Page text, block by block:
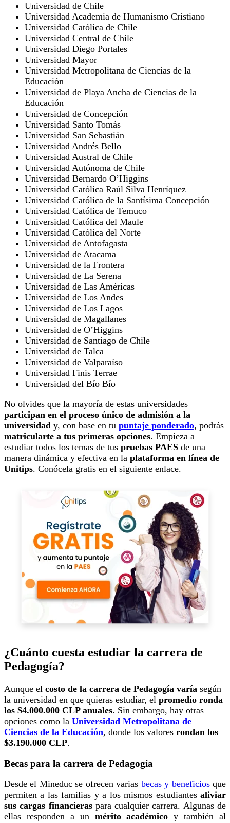
Universidad de Chile
Universidad Academia de Humanismo Cristiano
Universidad Católica de Chile
Universidad Central de Chile
Universidad Diego Portales
Universidad Mayor
Universidad Metropolitana de Ciencias de la
Educación
Universidad de Playa Ancha de Ciencias de la
Educación
Universidad de Concepción
Universidad Santo Tomás
Universidad San Sebastián
Universidad Andrés Bello
Universidad Austral de Chile
Universidad Autónoma de Chile
Universidad Bernardo O’Higgins
Universidad Católica Raúl Silva Henríquez
Universidad Católica de la Santísima Concepción
Universidad Católica de Temuco
Universidad Católica del Maule
Universidad Católica del Norte
Universidad de Antofagasta
Universidad de Atacama
Universidad de la Frontera
Universidad de La Serena
Universidad de Las Américas
Universidad de Los Andes
Universidad de Los Lagos
Universidad de Magallanes
Universidad de O’Higgins
Universidad de Santiago de Chile
Universidad de Talca
Universidad de Valparaíso
Universidad Finis Terrae
Universidad del Bío Bío
No olvides que la mayoría de estas universidades
participan en el proceso único de admisión a la
universidad y, con base en tu puntaje ponderado, podrás
matricularte a tus primeras opciones. Empieza a
estudiar todos los temas de tus pruebas PAES de una
manera dinámica y efectiva en la plataforma en línea de
Unitips. Conócela gratis en el siguiente enlace.
¿Cuánto cuesta estudiar la carrera de
Pedagogía?
Aunque el costo de la carrera de Pedagogía varía según
la universidad en que quieras estudiar, el promedio ronda
los $4.000.000 CLP anuales. Sin embargo, hay otras
opciones como la Universidad Metropolitana de
Ciencias de la Educación, donde los valores rondan los
$3.190.000 CLP.
Becas para la carrera de Pedagogía
Desde el Mineduc se ofrecen varias becas y beneficiosque
permiten a las familias y a los mismos estudiantes aliviar
sus cargas financieraspara cualquier carrera. Algunas de
ellas responden a un mérito académico y también al